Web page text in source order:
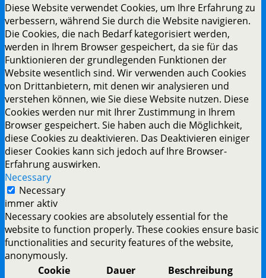
Diese Website verwendet Cookies, um Ihre Erfahrung zu
verbessern, während Sie durch die Website navigieren.
Die Cookies, die nach Bedarf kategorisiert werden,
werden in Ihrem Browser gespeichert, da sie für das
Funktionieren der grundlegenden Funktionen der
Website wesentlich sind. Wir verwenden auch Cookies
von Drittanbietern, mit denen wir analysieren und
verstehen können, wie Sie diese Website nutzen. Diese
Cookies werden nur mit Ihrer Zustimmung in Ihrem
Browser gespeichert. Sie haben auch die Möglichkeit,
diese Cookies zu deaktivieren. Das Deaktivieren einiger
dieser Cookies kann sich jedoch auf Ihre Browser-
Erfahrung auswirken.
Necessary
Necessary
immer aktiv
Necessary cookies are absolutely essential for the
website to function properly. These cookies ensure basic
functionalities and security features of the website,
anonymously.
Cookie
Dauer Beschreibung